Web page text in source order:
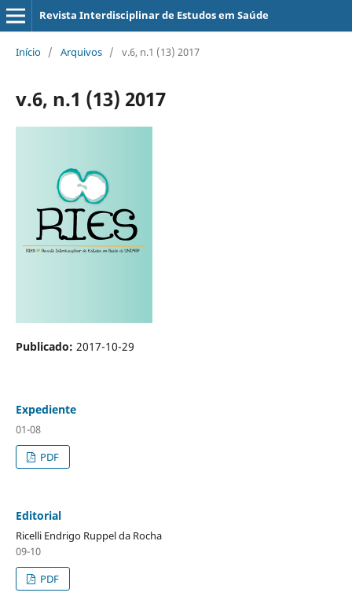
Revista Interdisciplinar de Estudos em Saúde
Início / Arquivos / v.6, n.1 (13) 2017
v.6, n.1 (13) 2017
Publicado: 2017-10-29
Expediente
01-08
PDF
Editorial
Ricelli Endrigo Ruppel da Rocha
09-10
PDF